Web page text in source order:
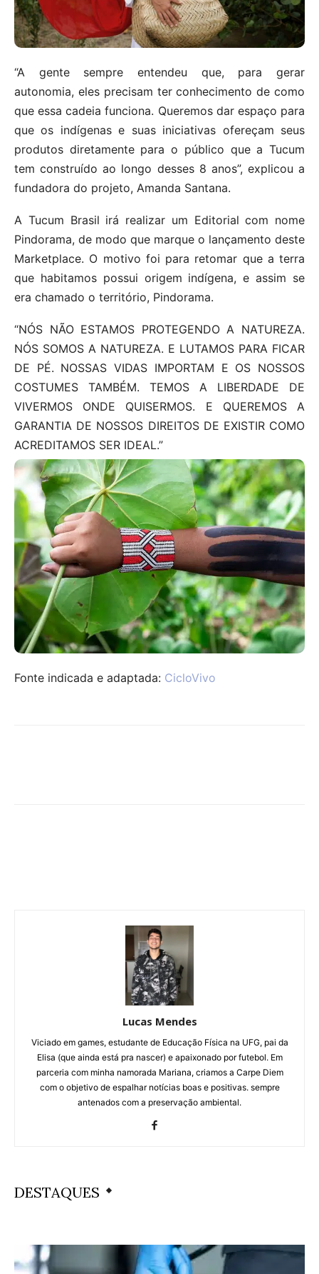
“A gente sempre entendeu que, para gerar
autonomia, eles precisam ter conhecimento de como
que essa cadeia funciona. Queremos dar espaço para
que os indígenas e suas iniciativas ofereçam seus
produtos diretamente para o público que a Tucum
tem construído ao longo desses 8 anos”, explicou a
fundadora do projeto, Amanda Santana.
A Tucum Brasil irá realizar um Editorial com nome
Pindorama, de modo que marque o lançamento deste
Marketplace. O motivo foi para retomar que a terra
que habitamos possui origem indígena, e assim se
era chamado o território, Pindorama.
“NÓS NÃO ESTAMOS PROTEGENDO A NATUREZA.
NÓS SOMOS A NATUREZA. E LUTAMOS PARA FICAR
DE PÉ. NOSSAS VIDAS IMPORTAM E OS NOSSOS
COSTUMES TAMBÉM. TEMOS A LIBERDADE DE
VIVERMOS ONDE QUISERMOS. E QUEREMOS A
GARANTIA DE NOSSOS DIREITOS DE EXISTIR COMO
ACREDITAMOS SER IDEAL.”
Fonte indicada e adaptada: CicloVivo
Lucas Mendes
Viciado em games, estudante de Educação Física na UFG, pai da
Elisa (que ainda está pra nascer) e apaixonado por futebol. Em
parceria com minha namorada Mariana, criamos a Carpe Diem
com o objetivo de espalhar notícias boas e positivas. sempre
antenados com a preservação ambiental.
DESTAQUES